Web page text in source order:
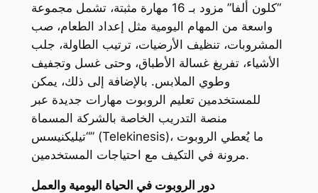
“كلون ألفا” مزود بـ 16 مهارة مثبتة، تشمل مجموعة
واسعة من المهام اليومية مثل إعداد الطعام، صب
المشروبات، تنظيف الأرضيات، ترتيب الطاولة، جلب
الأشياء، تفريغ غسالة الأطباق، وحتى غسل وتجفيف
وطوي الملابس. بالإضافة إلى ذلك، يمكن
للمستخدمين تعليم الروبوت مهارات جديدة عبر
منصة التدريب الخاصة بالشركة المسماة
“تيليكنيسس” (Telekinesis)، ما يُعطي الروبوت
مرونة في التكيف مع احتياجات المستخدمين.
دور الروبوت في الحياة اليومية والعمل